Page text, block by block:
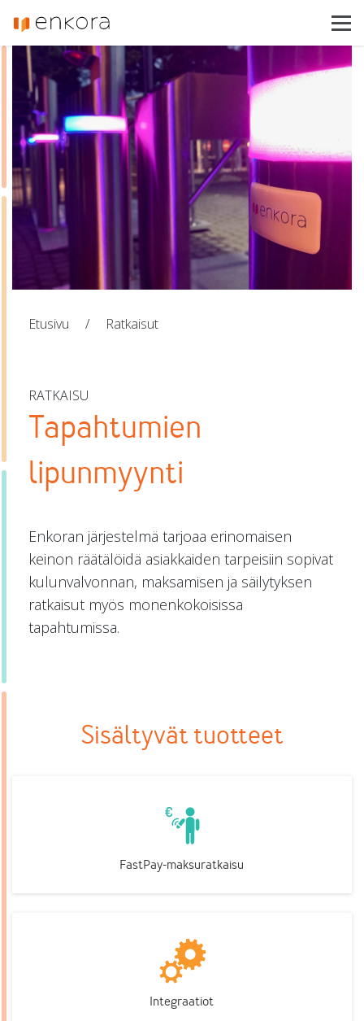
Enkora
Toimialat
Tuotteet
Referenssit
Ajankohtaista
Asiakastuki
Ota yhteyttä
Etusivu / Ratkaisut
RATKAISU
Tapahtumien
lipunmyynti
Enkoran järjestelmä tarjoaa erinomaisen
keinon räätälöidä asiakkaiden tarpeisiin sopivat
kulunvalvonnan, maksamisen ja säilytyksen
ratkaisut myös monenkokoisissa
tapahtumissa.
Sisältyvät tuotteet
FastPay-maksuratkaisu
Integraatiot